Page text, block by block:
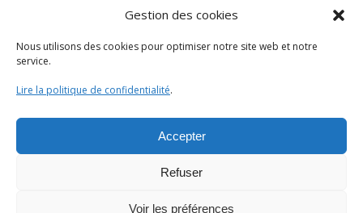
Gestion des cookies
Nous utilisons des cookies pour optimiser notre site web et notre
service.
Lire la politique de confidentialité.
Accepter
Refuser
Voir les préférences
CNRS Hebdo Centre-Est
Contact|Plan d’accès
Crédits